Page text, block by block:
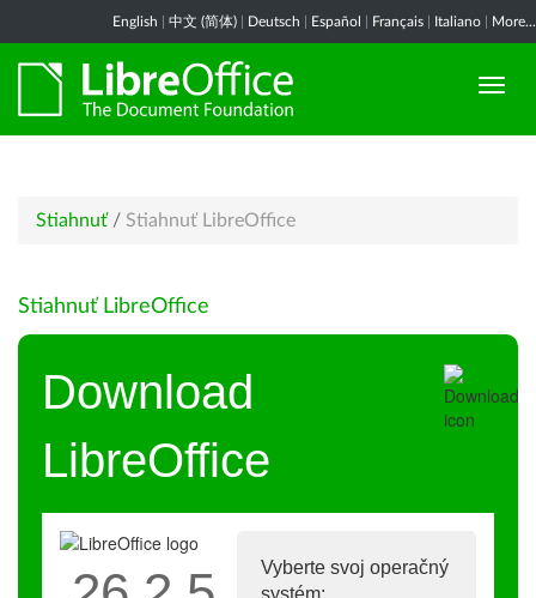
English 中文 (简体) Deutsch Español Français Italiano More...
Stiahnuť / Stiahnuť LibreOffice
Stiahnuť LibreOffice
Download
LibreOffice
Vyberte svoj operačný
systém: